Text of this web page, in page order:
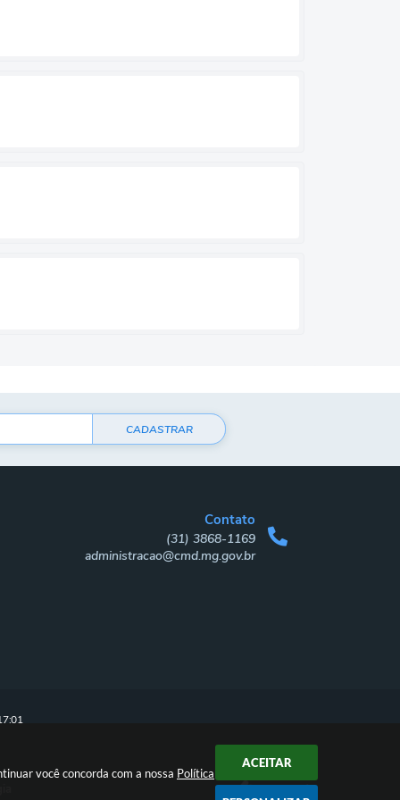
você concorda com a nossa Política
ACEITAR
CADASTRAR
Contato
(31) 3868-1169
administracao@cmd.mg.gov.br